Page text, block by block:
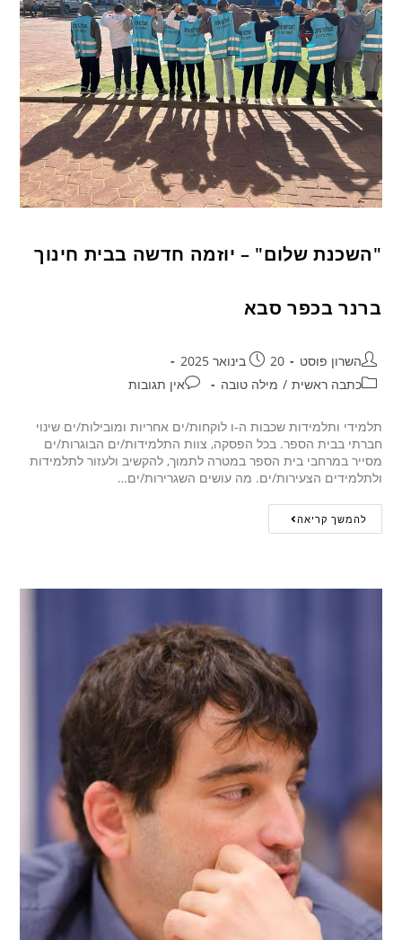
"השכנת שלום" – יוזמה חדשה בבית חינוך
ברנר בכפר סבא
השרון פוסט
20 בינואר 2025
כתבה ראשית / מילה טובה אין תגובות
תלמידי ותלמידות שכבות ה-ו לוקחות/ים אחריות ומובילות/ים שינוי
חברתי בבית הספר. בכל הפסקה, צוות התלמידות/ים הבוגרות/ים
מסייר במרחבי בית הספר במטרה לתמוך, להקשיב ולעזור לתלמידות
ולתלמידים הצעירות/ים. מה עושים השגרירות/ים…
להמשך קריאה